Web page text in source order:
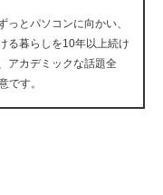
とパソコンに向かい、
る暮らしを10年以上続け
アカデミックな話題全
です。